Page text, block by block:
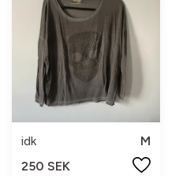
idk
M
250 SEK